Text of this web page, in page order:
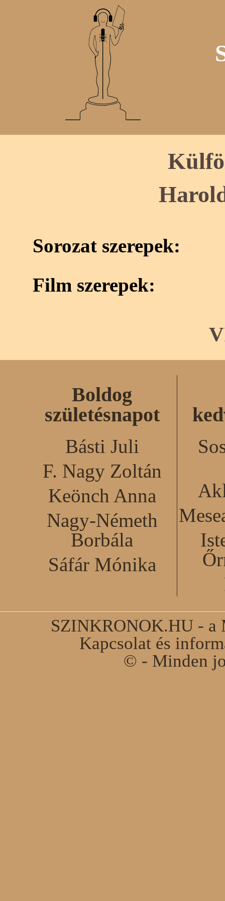
Sorozat szerepek:
Film szerepek:
Boldog
születésnapot
Básti Juli
F. Nagy Zoltán
Keönch Anna
Nagy-Németh
Borbála
Sáfár Mónika
SZINKRONOK.HU - a
Kapcsolat és
© - Minden